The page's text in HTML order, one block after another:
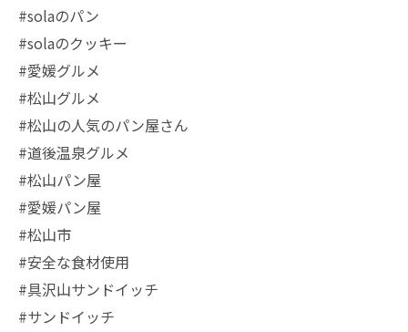
#solaのパン
#solaのクッキー
#愛媛グルメ
#松山グルメ
#松山の人気のパン屋さん
#道後温泉グルメ
#松山パン屋
#愛媛パン屋
#松山市
#安全な食材使用
#具沢山サンドイッチ
#サンドイッチ